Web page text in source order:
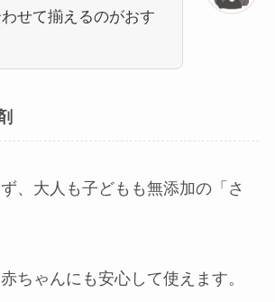
せて揃えるのがおす
、大人も子どもも無添加の「さ
ちゃんにも安心して使えます。